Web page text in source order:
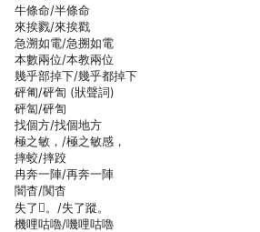
牛條命/半條命
來挨戮/來挨戳
急溯如電/急搠如電
本數兩位/本教兩位
幾乎部掉下/幾乎都掉下
砰匍/砰訇 (狀聲詞)
砰匐/砰訇
找個方/找個地方
極之敏，/極之敏感，
摔蛟/摔跤
冉奔一陣/再奔一陣
闇杳/闃杳
失了。/失了蹤。
機哩咕嚕/嘰哩咕嚕